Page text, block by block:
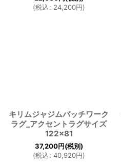
(税込: 24,200円)
キリムジャジムパッチワーク
ラグ_アクセントラグサイズ
122×81
37,200円(税別)
(税込: 40,920円)